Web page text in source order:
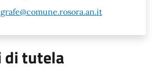
di tutela